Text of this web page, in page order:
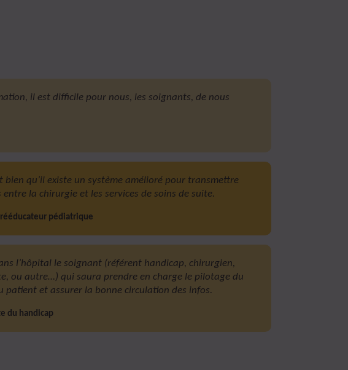
il est difficile pour nous, les soignants, de nous
bien qu’il existe un système amélioré pour transmettre
entre la chirurgie et les services de soins de suite.
pédiatrique
l’hôpital le soignant (référent handicap, chirurgien,
ou autre…) qui saura prendre en charge le pilotage du
patient et assurer la bonne circulation des infos.
du handicap